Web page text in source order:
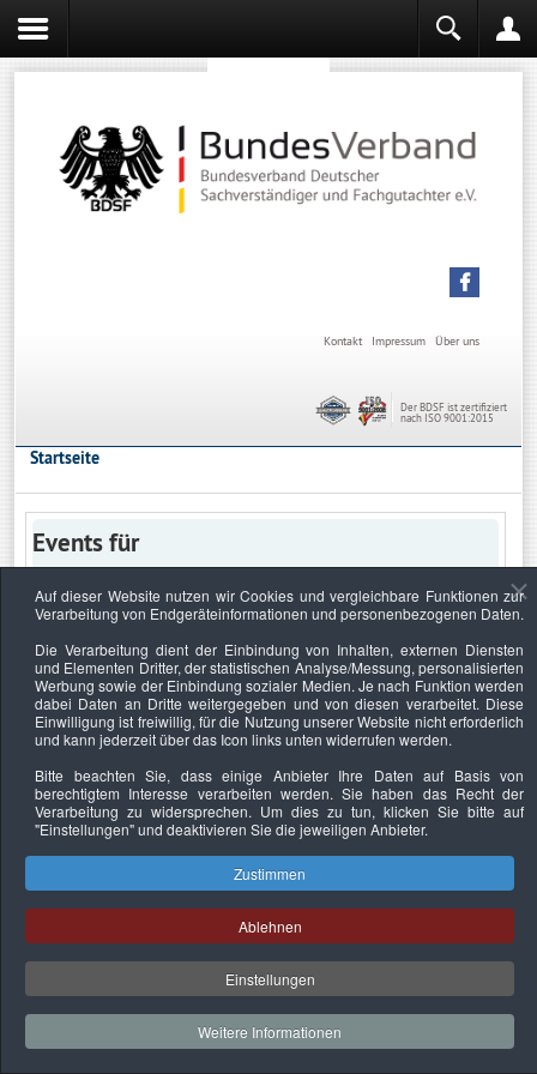
Über uns
Impressum
Kontakt
Der BDSF ist zertifiziert
nach ISO 9001:2015
Startseite
Events für
Keine Termine
Datenschutzerklärung Urheberrechtsnachweise Nachhaltigkeit
Copyright © 2026. Bundesverband Deutscher
Sachverständiger und Fachgutachter e.V..
Auf dieser Website nutzen wir Cookies und vergleichbare Funktionen zur
Verarbeitung von Endgeräteinformationen und personenbezogenen Daten.
Die Verarbeitung dient der Einbindung von Inhalten, externen Diensten
und Elementen Dritter, der statistischen Analyse/Messung, personalisierten
Werbung sowie der Einbindung sozialer Medien. Je nach Funktion werden
dabei Daten an Dritte weitergegeben und von diesen verarbeitet. Diese
Einwilligung ist freiwillig, für die Nutzung unserer Website nicht erforderlich
und kann jederzeit über das Icon links unten widerrufen werden.
Bitte beachten Sie, dass einige Anbieter Ihre Daten auf Basis von
berechtigtem Interesse verarbeiten werden. Sie haben das Recht der
Verarbeitung zu widersprechen. Um dies zu tun, klicken Sie bitte auf
"Einstellungen"und deaktivieren Sie die jeweiligen Anbieter.
Zustimmen
Ablehnen
Einstellungen
Weitere Informationen